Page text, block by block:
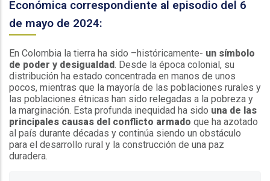
Económica correspondiente al episodio del 6
de mayo de 2024:
En Colombia la tierra ha sido –históricamente- un símbolo
de poder y desigualdad. Desde la época colonial, su
distribución ha estado concentrada en manos de unos
pocos, mientras que la mayoría de las poblaciones rurales y
las poblaciones étnicas han sido relegadas a la pobreza y
la marginación. Esta profunda inequidad ha sido una de las
principales causas del conflicto armado que ha azotado
al país durante décadas y continúa siendo un obstáculo
para el desarrollo rural y la construcción de una paz
duradera.